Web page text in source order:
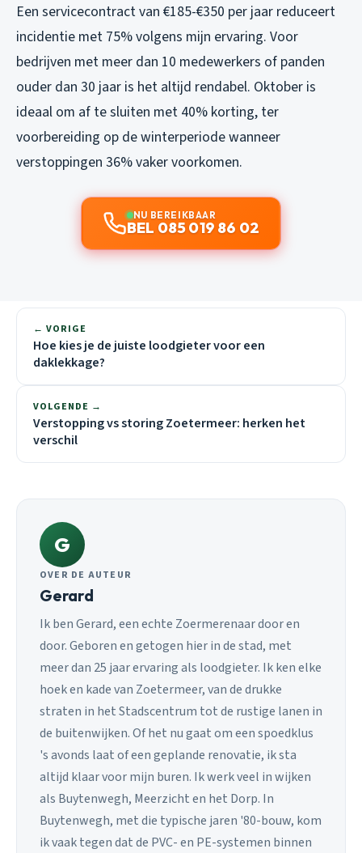
Een servicecontract van €185-€350 per jaar reduceert
incidentie met 75% volgens mijn ervaring. Voor
bedrijven met meer dan 10 medewerkers of panden
ouder dan 30 jaar is het altijd rendabel. Oktober is
ideaal om af te sluiten met 40% korting, ter
voorbereiding op de winterperiode wanneer
verstoppingen 36% vaker voorkomen.
NU BEREIKBAAR
BEL 085 019 86 02
← VORIGE
Hoe kies je de juiste loodgieter voor een
daklekkage?
VOLGENDE →
Verstopping vs storing Zoetermeer: herken het
verschil
G
OVER DE AUTEUR
Gerard
Ik ben Gerard, een echte Zoermerenaar door en
door. Geboren en getogen hier in de stad, met
meer dan 25 jaar ervaring als loodgieter. Ik ken elke
hoek en kade van Zoetermeer, van de drukke
straten in het Stadscentrum tot de rustige lanen in
de buitenwijken. Of het nu gaat om een spoedklus
's avonds laat of een geplande renovatie, ik sta
altijd klaar voor mijn buren. Ik werk veel in wijken
als Buytenwegh, Meerzicht en het Dorp. In
Buytenwegh, met die typische jaren '80-bouw, kom
ik vaak tegen dat de PVC- en PE-systemen binnen